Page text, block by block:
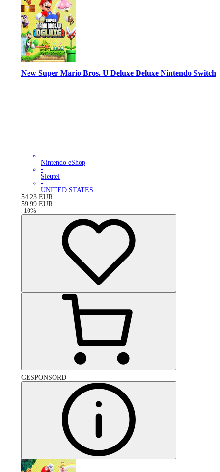
New Super Mario Bros. U Deluxe Deluxe Nintendo Switch
Nintendo eShop
•
Sleutel
•
UNITED STATES
54.23 EUR
59.99 EUR
-10%
GESPONSORD